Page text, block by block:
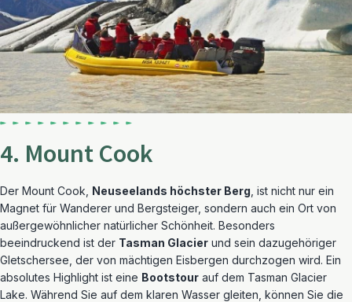
4. Mount Cook
Der Mount Cook, Neuseelands höchster Berg , ist nicht nur ein
Magnet für Wanderer und Bergsteiger, sondern auch ein Ort von
außergewöhnlicher natürlicher Schönheit. Besonders
beeindruckend ist der Tasman Glacier und sein dazugehöriger
Gletschersee, der von mächtigen Eisbergen durchzogen wird. Ein
absolutes Highlight ist eine Bootstour auf dem Tasman Glacier
Lake. Während Sie auf dem klaren Wasser gleiten, können Sie die